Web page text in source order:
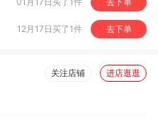
12月07日买了1件 去下单
去下单
关注店铺 进店逛逛